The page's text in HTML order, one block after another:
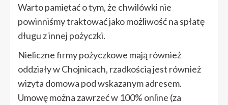
Warto pamiętać o tym, że chwilówki nie
powinniśmy traktować jako możliwość na spłatę
długu z innej pożyczki.
Nieliczne firmy pożyczkowe mają również
oddziały w Chojnicach, rzadkością jest również
wizyta domowa pod wskazanym adresem.
Umowę można zawrzeć w 100% online (za